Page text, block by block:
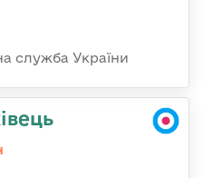
служба України